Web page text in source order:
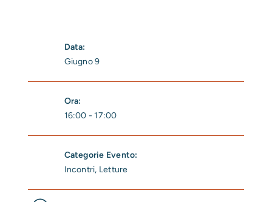
Data:
Giugno 9
Ora:
16:00 - 17:00
Categorie Evento:
Incontri, Letture